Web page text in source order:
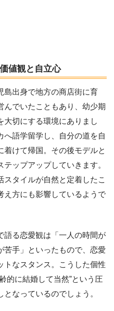
値観と自立心
島出身で地方の商店街に育
んでいたこともあり、幼少期
大切にする環境にありまし
へ語学留学し、自分の道を自
けて帰国。その後モデルと
ップアップしていきます。
スタイルが自然と定着したこ
え方にも影響しているようで
語る恋愛観は「一人の時間が
苦手」といったもので、恋愛
トなスタンス。こうした個性
的に結婚して当然”という圧
なっているのでしょう。